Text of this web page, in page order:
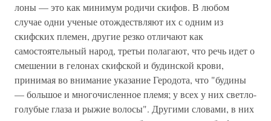
лоны — это как минимум родичи скифов. В любом
случае одни ученые отождествляют их с одним из
скифских племен, другие резко отличают как
самостоятельный народ, третьи полагают, что речь идет о
смешении в гелонах скифской и будинской крови,
принимая во внимание указание Геродота, что "будины
— большое и многочисленное племя; у всех у них светло-
голубые глаза и рыжие волосы". Другими словами, в них